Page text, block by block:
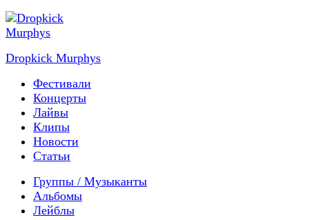
Dropkick Murphys
Фестивали
Концерты
Лайвы
Клипы
Новости
Статьи
Группы / Музыканты
Альбомы
Лейблы